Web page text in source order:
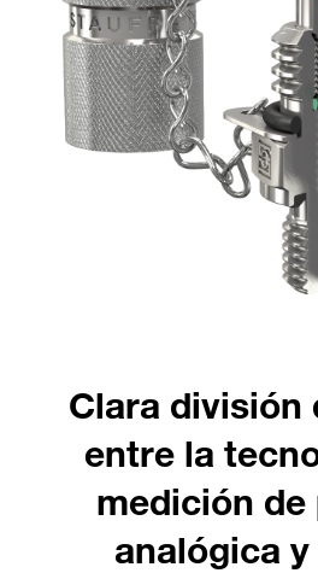
Clara división
entre la
medición de
analógica